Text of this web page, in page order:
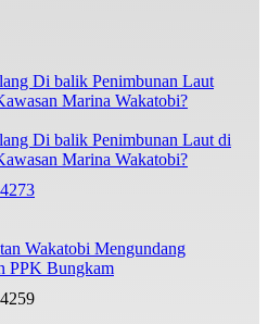
Di balik Penimbunan Laut di
Marina Wakatobi?
4273
Wakatobi Mengundang
PPK Bungkam
4259